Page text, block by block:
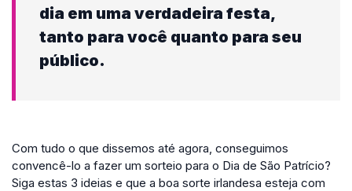
dia em uma verdadeira festa,
tanto para você quanto para seu
público.
Com tudo o que dissemos até agora, conseguimos
convencê-lo a fazer um sorteio para o Dia de São Patrício?
Siga estas 3 ideias e que a boa sorte irlandesa esteja com